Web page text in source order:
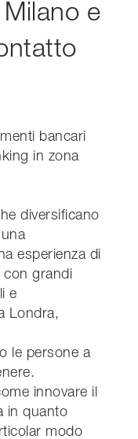
e
bancari
in zona
diversificano
esperienza di
con grandi
e
Londra,
le persone a
innovare il
in quanto
modo